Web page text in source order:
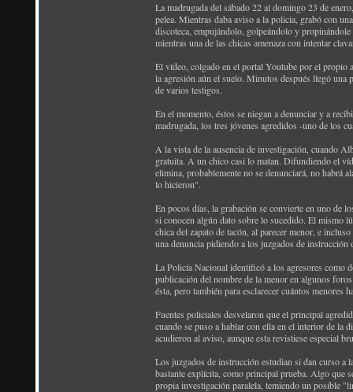
La madrugada del sábado 22 al domingo 23 de
pelea. Mientras daba aviso a la policia, grabó con
discoteca, empujándolo, golpeándolo y
mientras una de las chicas amenaza con intentar
El vídeo, colgado en el portal Youtube por el propio
la agresión aún el suelo. Minutos después llegó
de varios testigos.
En el momento, éstos se niegan a denunciar y a
madrugada, los tres jóvenes agredidos -uno de los
A la vista de la ausencia de investigación, cuando
gratuita. A un chico casi lo matan. Difundiendo el
elimina, probablemente no se denunciará, no habrá
lo hicieron".
En pocos días, la grabación se convierte en uno de
si conocen algún dato sobre lo sucedido. El mismo
chica del zapato de tacón, al parecer menor, e
una denuncia pidiendo a los juzgados de instrucción
La Policía Nacional identificó a los agresores como
publicación del nombre de la menor en algunos
ésta, pero también para esclarecer cuántos menores
Fuentes policiales desvelaron que el principal
cuando se puso a hablar con ella en el interior de la
acudieron al aviso, aunque esta revistiese especial
Los juzgados de instrucción estudian si dan curso a
bastante explícita, como principal prueba. Algo que
propia investigación paralela, temiendo un posible